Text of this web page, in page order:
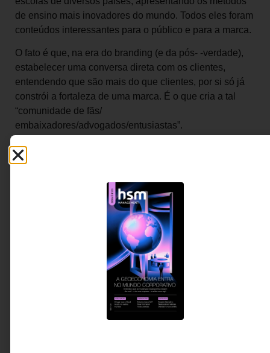
de ensino mais inovadores do mundo. Todos eles foram
conteúdos interessantes para o público e para a marca.
O fato é que, na era do branding (e da pós- -verdade),
estabelecer uma conversa direta com os clientes,
entendendo que são mais do que clientes, por si só já
constrói a fortaleza de uma marca. É o que cria a tal
“comunidade de fãs/
embaixadores/advogados/entusiastas”.
**EMPRESAS-PUBLISHERS**
têm de agir como publishers, vendo-se como criadoras
de conteúdo que utilizam uma plataforma como veículo.
É o que diz André Passamani, sócio e COO da Mutato,
um das principais agências do ramo. Para ele, 2017 é o
ano do branded content no Brasil. “Nosso País é um
mercado-chave no que diz respeito à criação de
conteúdo para marcas, talvez um dos cinco mais
relevantes do mundo”, lembra.
Segundo ele, é assim que agem empresas como a